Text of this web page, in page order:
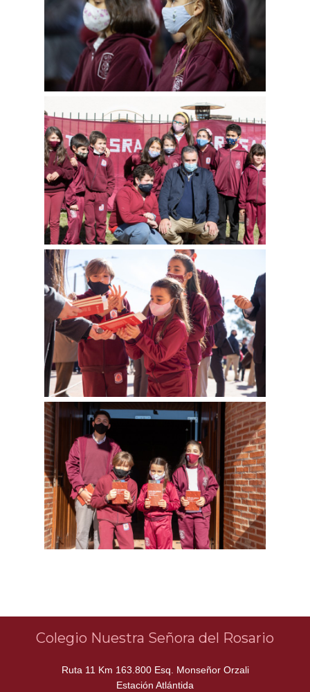
Colegio Nuestra Señora del Rosario
Ruta 11 Km 163.800 Esq. Monseñor Orzali
Estación Atlántida